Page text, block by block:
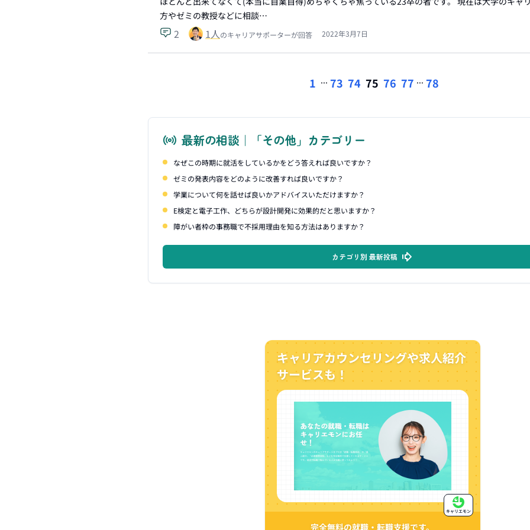
方やゼミの教授などに相談…
2 1人のキャリアサポーターが回答 2022年3月7日
1 ... 73 74 75 76 77 ... 78
最新の相談｜「その他」カテゴリー
なぜこの時期に就活をしているかをどう答えれば良いですか？
ゼミの発表内容をどのように改善すれば良いですか？
学業について何を話せば良いかアドバイスいただけますか？
E検定と電子工作、どちらが設計開発に効果的だと思いますか？
障がい者枠の事務職で不採用理由を知る方法はありますか？
カテゴリ別 最新投稿
キャリアカウンセリングや求人紹介
サービスも！
完全無料の就職・転職支援です。
キャリエモン